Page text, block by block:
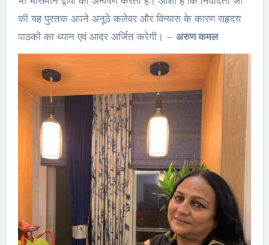
की यह पुस्तक अपने अनूठे कलेवर और विन्यास के कारण सहृदय
पाठकों का ध्यान एवं आदर अर्जित करेगी। – अरुण कमल